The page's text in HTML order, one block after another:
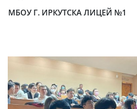
МБОУ Г. ИРКУТСКА ЛИЦЕЙ №1